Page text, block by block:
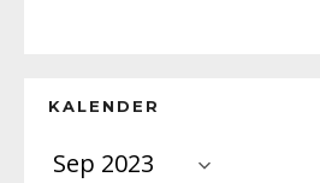
KALENDER